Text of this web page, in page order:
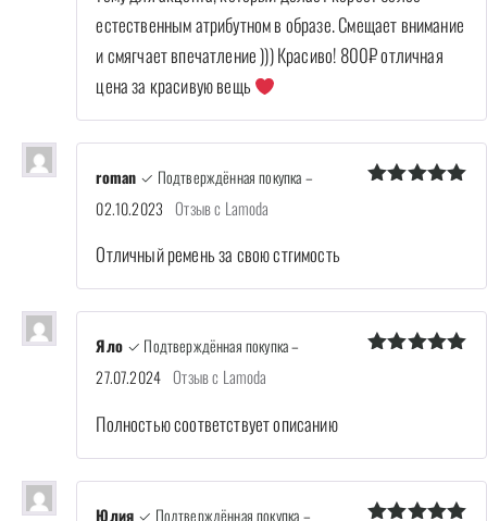
естественным атрибутном в образе. Смещает внимание
и смягчает впечатление ))) Красиво! 800₽ отличная
цена за красивую вещь
roman ✓ Подтверждённая покупка–
02.10.2023 Отзыв с Lamoda
Отличный ремень за свою стгимость
Яло ✓ Подтверждённая покупка–
27.07.2024 Отзыв с Lamoda
Полностью соответствует описанию
Юлия ✓ Подтверждённая покупка–